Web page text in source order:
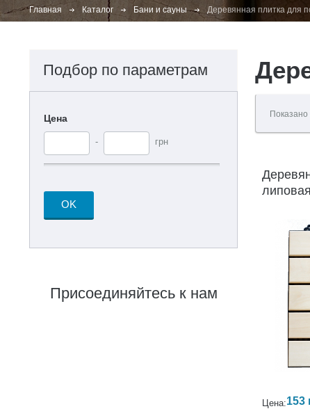
Главная Каталог Бани и сауны Деревянная плитка для
Подбор по параметрам
Цена
- грн
OK
Присоединяйтесь к нам
Показано
липовая
Цена:153